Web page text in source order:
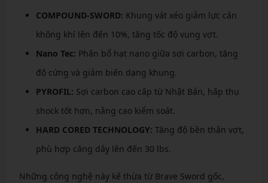
COMPOUND-SWORD: Khung vát xéo giảm lực cản
không khí lên đến 10%, tăng tốc độ vung vợt.
Nano Tec: Phân bổ hạt nano giữa sợi carbon, tăng
độ cứng và giảm biến dạng khung.
PYROFIL: Sợi carbon cao cấp từ Nhật Bản, hấp thụ
shock tốt hơn, nâng cao kiểm soát.
HARD CORED TECHNOLOGY: Tăng độ bền thân vợt,
phù hợp căng dây lên đến 30 lbs.
Những công nghệ này kế thừa từ Brave Sword gốc,